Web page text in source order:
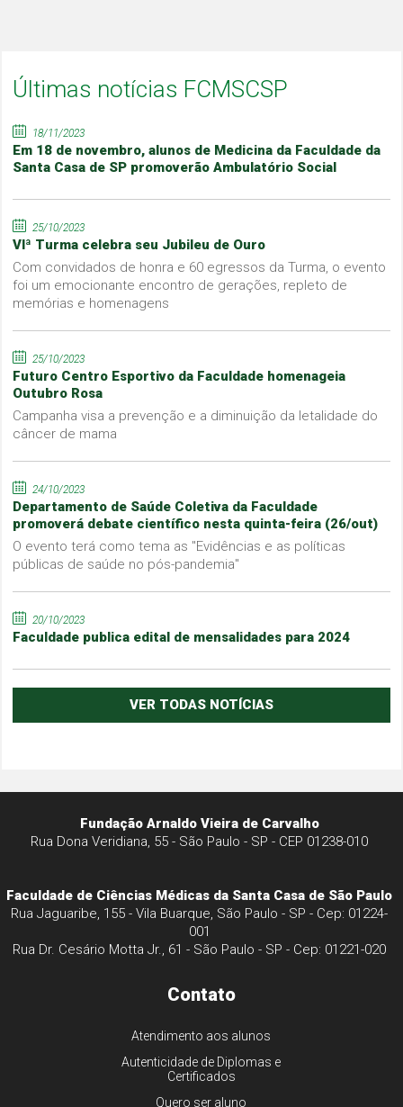
Últimas notícias FCMSCSP
18/11/2023
Em 18 de novembro, alunos de Medicina da Faculdade da
Santa Casa de SP promoverão Ambulatório Social
25/10/2023
VIª Turma celebra seu Jubileu de Ouro
Com convidados de honra e 60 egressos da Turma, o evento
foi um emocionante encontro de gerações, repleto de
memórias e homenagens
25/10/2023
Futuro Centro Esportivo da Faculdade homenageia
Outubro Rosa
Campanha visa a prevenção e a diminuição da letalidade do
câncer de mama
24/10/2023
Departamento de Saúde Coletiva da Faculdade
promoverá debate científico nesta quinta-feira (26/out)
O evento terá como tema as "Evidências e as políticas
públicas de saúde no pós-pandemia"
20/10/2023
Faculdade publica edital de mensalidades para 2024
VER TODAS NOTÍCIAS
Fundação Arnaldo Vieira de Carvalho
Rua Dona Veridiana, 55 - São Paulo - SP - CEP 01238-010
Faculdade de Ciências Médicas da Santa Casa de São Paulo
Rua Jaguaribe, 155 - Vila Buarque, São Paulo - SP - Cep: 01224-
001
Rua Dr. Cesário Motta Jr., 61 - São Paulo - SP - Cep: 01221-020
Contato
Atendimento aos alunos
Autenticidade de Diplomas e
Certificados
Quero ser aluno